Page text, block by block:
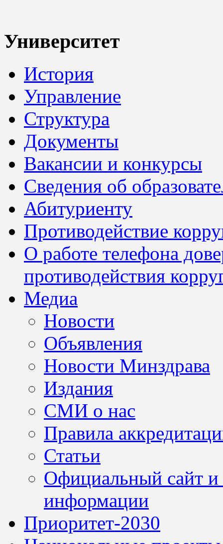
Университет
История
Управление
Структура
Документы
Вакансии и конкурсы
Сведения об
Абитуриенту
Противодействие
О работе телефона
противодействия
Медиа
Новости
Объявления
Новости Минздрава
Издания
СМИ о нас
Правила
Статьи
Официальный сайт
информации
Приоритет-2030